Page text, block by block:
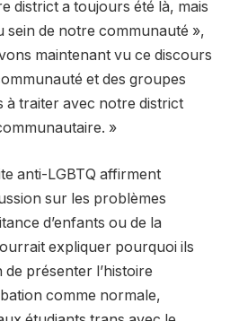
district a toujours été là, mais
sein de notre communauté »,
maintenant vu ce discours
et des groupes
à traiter avec notre district
»
anti-LGBTQ affirment
sur les problèmes
d’enfants ou de la
expliquer pourquoi ils
présenter l’histoire
comme normale,